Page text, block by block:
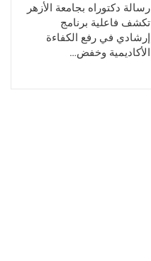
رسالة دكتوراه بجامعة الأزهر
تكشف فاعلية برنامج
إرشادي في رفع الكفاءة
الأكاديمية وخفض…